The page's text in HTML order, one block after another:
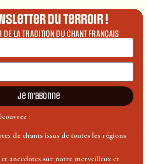
du terroir !
DE LA TRADITION DU CHANT FRANÇAIS
Je m'abonne
:
de chants issus de toutes les régions
et anecdotes sur notre merveilleux et